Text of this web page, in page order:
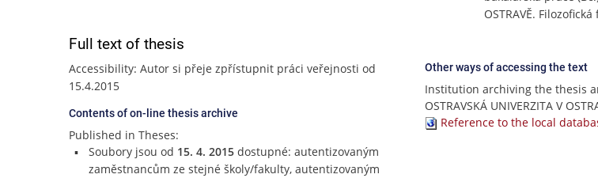
OSTRAVĚ.
Full text of thesis
Accessibility: Autor si přeje zpřístupnit práci veřejnosti od
15.4.2015
Contents of on-line thesis archive
Published in Theses:
Soubory jsou od 15. 4. 2015dostupné: autentizovaným
zaměstnancům ze stejné školy/fakulty, autentizovaným
Other ways of accessing the text
Institution archiving the thesis
OSTRAVSKÁ UNIVERZITA V
Reference to the local